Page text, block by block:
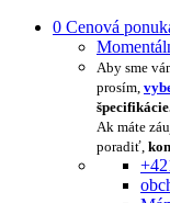
0 Cenová
Aby sme
prosím,
Ak máte
poradiť,